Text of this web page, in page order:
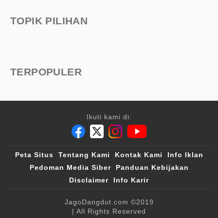
TOPIK PILIHAN
TERPOPULER
Ikuti kami di:
Peta Situs Tentang Kami Kontak Kami
Info Iklan
Pedoman Media Siber
Panduan Kebijakan
Disclaimer
Info Karir
JagoDangdut.com ©2019
| All Rights Reserved